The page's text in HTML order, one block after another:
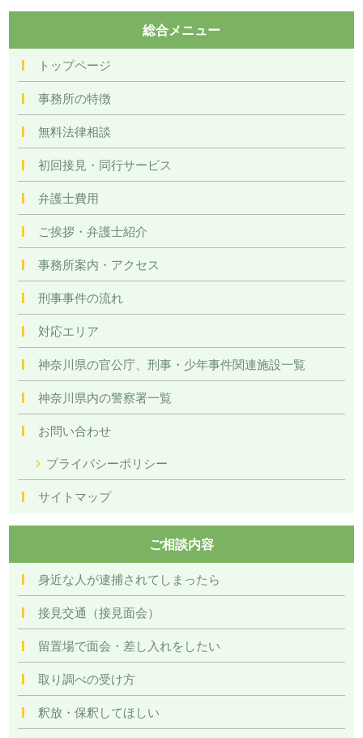
総合メニュー
トップページ
事務所の特徴
無料法律相談
初回接見・同行サービス
弁護士費用
ご挨拶・弁護士紹介
事務所案内・アクセス
刑事事件の流れ
対応エリア
神奈川県の官公庁、刑事・少年事件関連施設一覧
神奈川県内の警察署一覧
お問い合わせ
プライバシーポリシー
サイトマップ
ご相談内容
身近な人が逮捕されてしまったら
接見交通（接見面会）
留置場で面会・差し入れをしたい
取り調べの受け方
釈放・保釈してほしい